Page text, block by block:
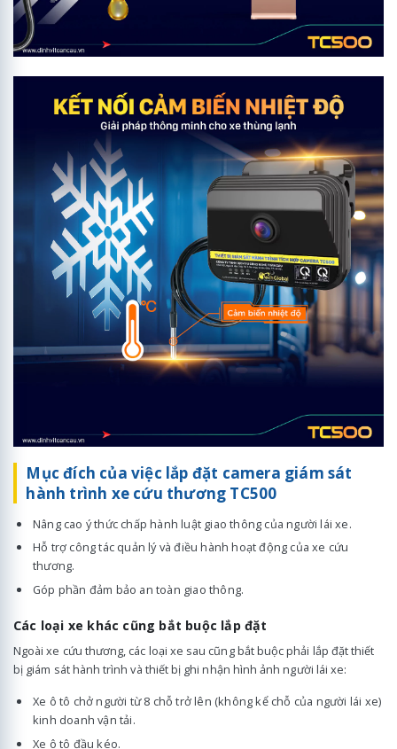
Mục đích của việc lắp đặt camera giám sát
hành trình xe cứu thương TC500
Nâng cao ý thức chấp hành luật giao thông của người lái xe.
Hỗ trợ công tác quản lý và điều hành hoạt động của xe cứu
thương.
Góp phần đảm bảo an toàn giao thông.
Các loại xe khác cũng bắt buộc lắp đặt
Ngoài xe cứu thương, các loại xe sau cũng bắt buộc phải lắp đặt thiết
bị giám sát hành trình và thiết bị ghi nhận hình ảnh người lái xe:
Xe ô tô chở người từ 8 chỗ trở lên (không kể chỗ của người lái xe)
kinh doanh vận tải.
Xe ô tô đầu kéo.